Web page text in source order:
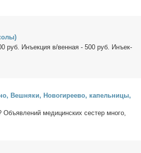
руб. Инъ­ек­ция в/вен­ная - 500 руб. Инъ­ек­
Веш­ня­ки, Но­во­ги­ре­ево, ка­пель­ни­цы,
ме­ди­цин­ских се­стер мно­го,